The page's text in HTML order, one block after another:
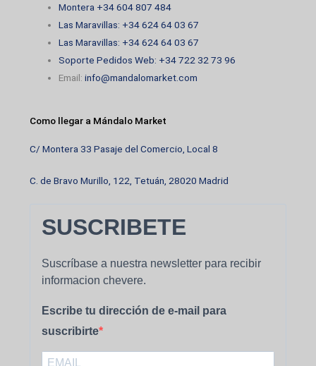
Montera +34 604 807 484
Las Maravillas: +34 624 64 03 67
Las Maravillas: +34 624 64 03 67
Soporte Pedidos Web: +34 722 32 73 96
Email:info@mandalomarket.com
Como llegar a Mándalo Market
C/ Montera 33 Pasaje del Comercio, Local 8
C. de Bravo Murillo, 122, Tetuán, 28020 Madrid
SUSCRIBETE
Suscríbase a nuestra newsletter para recibir
informacion chevere.
Escribe tu dirección de e-mail para
suscribirte